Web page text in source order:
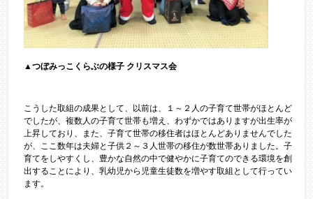
▲つぼみっこくらぶの様子 クリスマス会
こうした取組の成果として、以前は、１～２人の子育て世帯がほとんど
でしたが、複数人の子育て世帯も増え、わずかではありますが出生率が
上昇しており、また、子育て世帯の移住者はほとんどありませんでした
が、ここ数年は夫婦と子供２～３人世帯の移住が数世帯ありました。子
育てをしやすくし、豊かな自然の中で健やかに子育てのできる環境を創
出することにより、乳幼児から児童生徒数を増やす取組として行ってい
ます。